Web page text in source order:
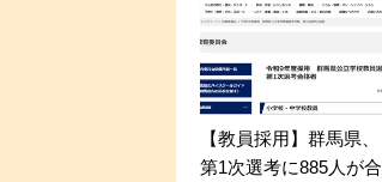
【教員採用】群馬県、
第1次選考に885人が合